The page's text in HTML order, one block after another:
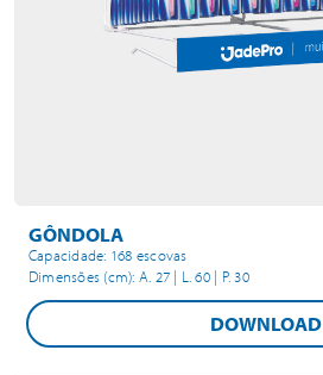
GÔNDOLA
Capacidade: 168 escovas
Dimensões (cm): A. 27 | L. 60 | P. 30
DOWNLOAD